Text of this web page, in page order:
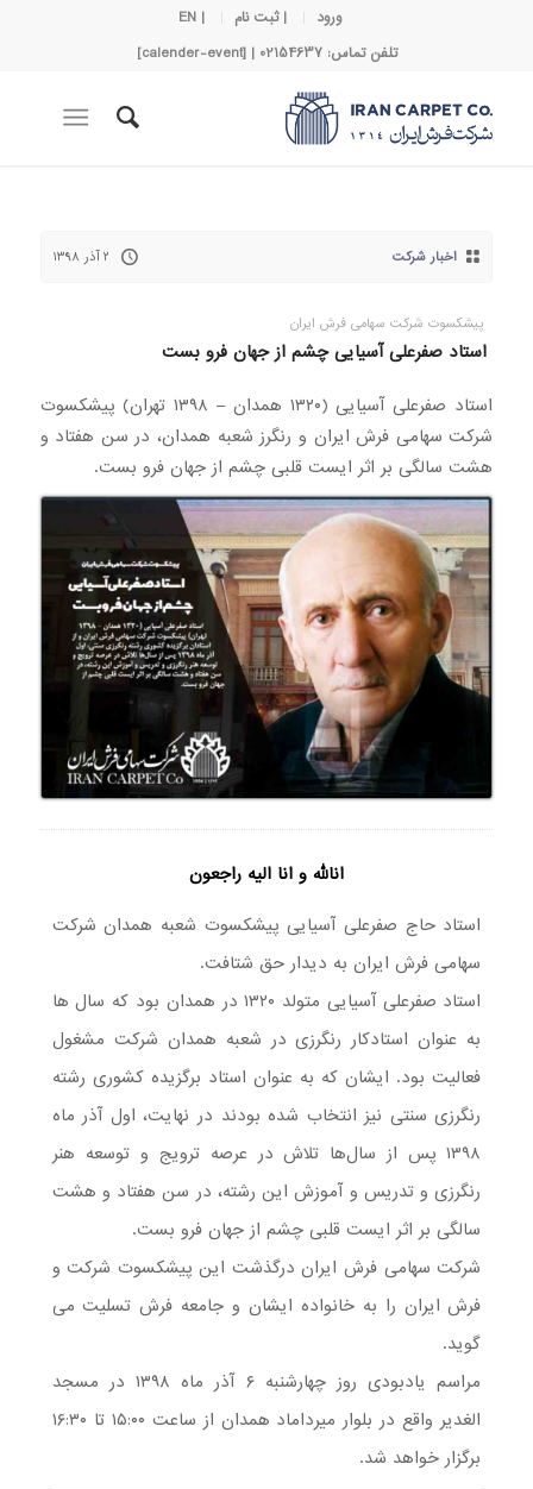
ورود | ثبت نام
| EN
تلفن تماس: 02154637 | [calender-event]
اخبار شرکت ۲ آذر ۱۳۹۸
پیشکسوت شرکت سهامی فرش ایران
استاد صفرعلی آسیایی چشم از جهان فرو بست
استاد صفرعلی آسیایی (۱۳۲۰ همدان – ۱۳۹۸ تهران) پیشکسوت
شرکت سهامی فرش ایران و رنگرز شعبه همدان، در سن هفتاد و
هشت سالگی بر اثر ایست قلبی چشم از جهان فرو بست.
انالله و انا الیه راجعون
استاد حاج صفرعلی آسیایی پیشکسوت شعبه همدان شرکت
سهامی فرش ایران به دیدار حق شتافت.
استاد صفرعلی آسیایی متولد ۱۳۲۰ در همدان بود که سال ها
به عنوان استادکار رنگرزی در شعبه همدان شرکت مشغول
فعالیت بود. ایشان که به عنوان استاد برگزیده کشوری رشته
رنگرزی سنتی نیز انتخاب شده بودند در نهایت، اول آذر ماه
۱۳۹۸ پس از سال‌ها تلاش در عرصه ترویج و توسعه هنر
رنگرزی و تدریس و آموزش این رشته، در سن هفتاد و هشت
سالگی بر اثر ایست قلبی چشم از جهان فرو بست.
شرکت سهامی فرش ایران درگذشت این پیشکسوت شرکت و
فرش ایران را به خانواده ایشان و جامعه فرش تسلیت می
گوید.
مراسم یادبودی روز چهارشنبه ۶ آذر ماه ۱۳۹۸ در مسجد
الغدیر واقع در بلوار میرداماد همدان از ساعت ۱۵:۰۰ تا ۱۶:۳۰
برگزار خواهد شد.